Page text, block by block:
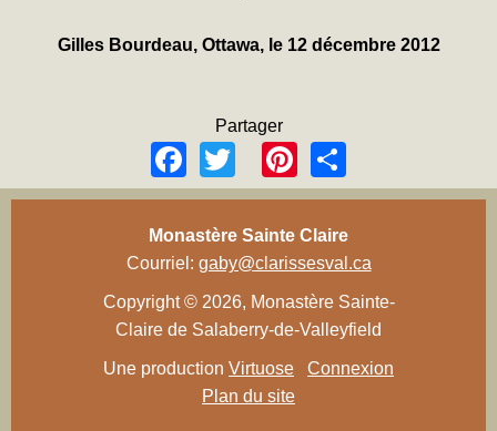
Gilles Bourdeau, Ottawa, le 12 décembre 2012
Partager
Facebook
TwitterPinterest
Monastère Sainte Claire
Courriel: gaby@clarissesval.ca
Copyright © 2026, Monastère Sainte-
Claire de Salaberry-de-Valleyfield
Une production Virtuose
Connexion
Plan du site